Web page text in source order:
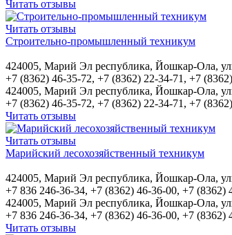
Читать отзывы
Читать отзывы
Строительно-промышленный техникум
424005, Марий Эл республика, Йошкар-Ола,
+7 (8362) 46-35-72, +7 (8362) 22-34-71, +7
424005, Марий Эл республика, Йошкар-Ола,
+7 (8362) 46-35-72, +7 (8362) 22-34-71, +7
Читать отзывы
Читать отзывы
Марийский лесохозяйственный техникум
424005, Марий Эл республика, Йошкар-Ола,
+7 836 246-36-34, +7 (8362) 46-36-00, +7 (8362)
424005, Марий Эл республика, Йошкар-Ола,
+7 836 246-36-34, +7 (8362) 46-36-00, +7 (8362)
Читать отзывы